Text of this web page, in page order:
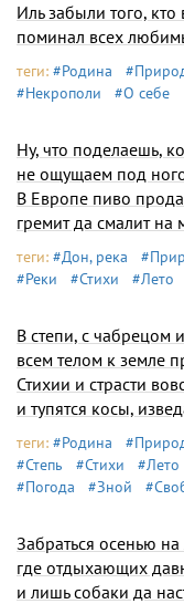
Иль забыли того,
поминал всех
теги: #Родина
#Некрополи
#О себе
Ну, что поделаешь,
не ощущаем под
В Европе пиво
гремит да смалит
теги: #Дон, река
#Реки
#Стихи #Лето
В степи, с чабрецом
всем телом к земле
Стихии и страсти
и тупятся косы,
теги: #Родина
#Степь
#Стихи #Лето
#Погода
#Зной
Забраться осенью
где отдыхающих
и лишь собаки да